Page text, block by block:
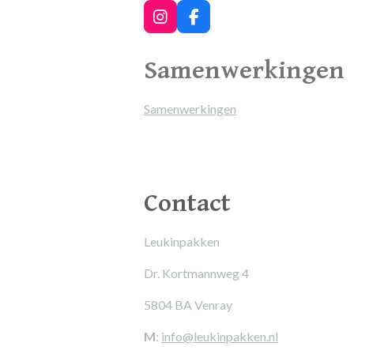
I
n
t
a
r
F
a
e
b
o
Samenwerkingen
Samenwerkingen
Contact
Leukinpakken
Dr. Kortmannweg 4
5804 BA Venray
M: info@leukinpakken.nl